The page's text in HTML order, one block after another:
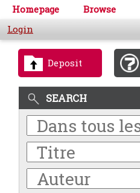
Homepage Browse
Login
Deposit
SEARCH